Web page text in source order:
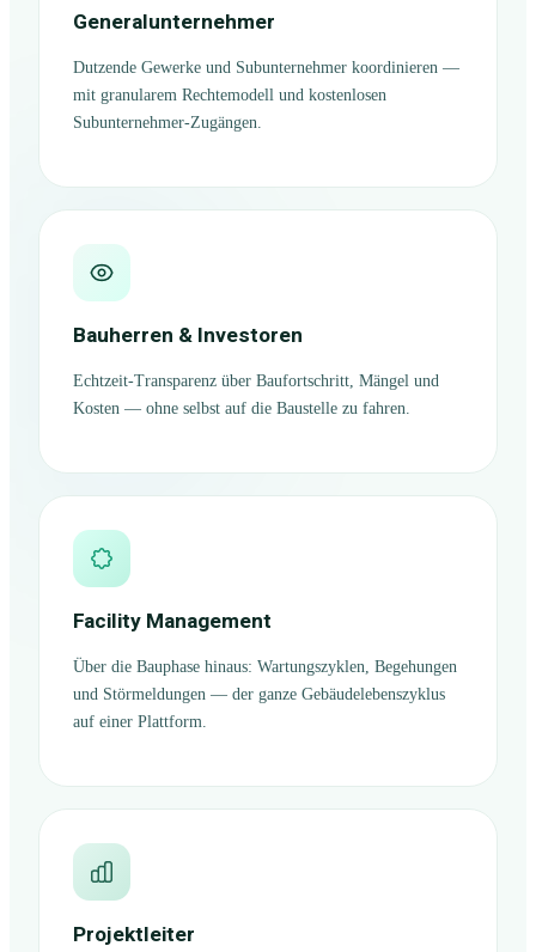
Generalunternehmer
Dutzende Gewerke und Subunternehmer koordinieren —
mit granularem Rechtemodell und kostenlosen
Subunternehmer-Zugängen.
Bauherren & Investoren
Echtzeit-Transparenz über Baufortschritt, Mängel und
Kosten — ohne selbst auf die Baustelle zu fahren.
Facility Management
Über die Bauphase hinaus: Wartungszyklen, Begehungen
und Störmeldungen — der ganze Gebäudelebenszyklus
auf einer Plattform.
Projektleiter